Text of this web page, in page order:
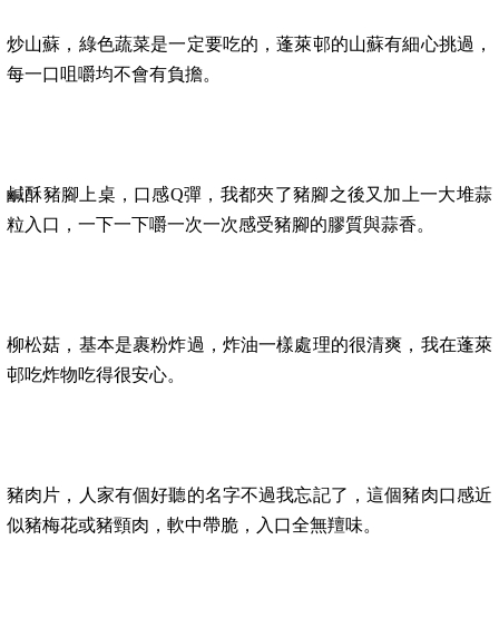
炒山蘇，綠色蔬菜是一定要吃的，蓬萊邨的山蘇有細心挑過，
每一口咀嚼均不會有負擔。
鹹酥豬腳上桌，口感Q彈，我都夾了豬腳之後又加上一大堆蒜
粒入口，一下一下嚼一次一次感受豬腳的膠質與蒜香。
柳松菇，基本是裹粉炸過，炸油一樣處理的很清爽，我在蓬萊
邨吃炸物吃得很安心。
豬肉片，人家有個好聽的名字不過我忘記了，這個豬肉口感近
似豬梅花或豬頸肉，軟中帶脆，入口全無羶味。